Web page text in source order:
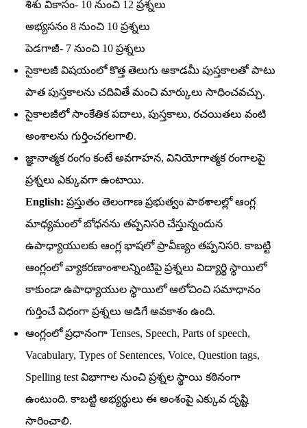
శిశు వికాసం- 10 నుంచి 12 ప్రశ్నలు
అభ్యసనం 8 నుంచి 10 ప్రశ్నలు
పెడగాజీ- 7 నుంచి 10 ప్రశ్నలు
సైకాలజీ విషయంలో కొత్త తెలుగు అకాడమీ పుస్తకాలతో పాటు
పాత పుస్తకాలను చదివితే మంచి మార్కులు సాధించవచ్చు.
సైకాలజీలో సాంకేతిక పదాలు, పుస్తకాలు, రచయితలు వంటి
అంశాలను గుర్తించగలగాలి.
జ్ఞానాత్మక రంగం కంటే అవగాహన, వినియోగాత్మక రంగాలపై
ప్రశ్నలు ఎక్కువగా ఉంటాయి.
English: ప్రస్తుతం తెలంగాణ ప్రభుత్వం పాఠశాలల్లో ఆంగ్ల
మాధ్యమంలో బోధనను తప్పనిసరి చేస్తున్నందున
ఉపాధ్యాయులకు ఆంగ్ల భాషలో ప్రావీణ్యం తప్పనిసరి. కాబట్టి
ఆంగ్లంలో వ్యాకరణాంశాలన్నింటిపై ప్రశ్నలు విద్యార్థి స్థాయిలో
కాకుండా ఉపాధ్యాయుల స్థాయిలో ఆలోచించి సమాధానం
గుర్తించే విధంగా ప్రశ్నలు అడిగే అవకాశం ఉంది.
ఆంగ్లంలో ప్రధానంగా Tenses, Speech, Parts of speech,
Vacabulary, Types of Sentences, Voice, Question tags,
Spelling test విభాగాల నుంచి ప్రశ్నల స్థాయి కఠినంగా
ఉంటుంది. కాబట్టి అభ్యర్థులు ఈ అంశంపై ఎక్కువ దృష్టి
సారించాలి.